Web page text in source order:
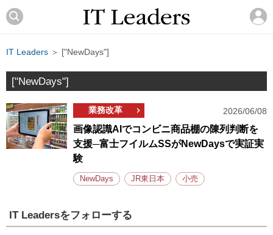
IT Leaders ＞ ["NewDays"]
["NewDays"]
業務改革 2026/06/08
画像認識AIでコンビニ商品棚の陳列判断を
支援─富士フイルムSSがNewDaysで実証実
験
NewDays JR東日本 小売
IT Leadersをフォローする